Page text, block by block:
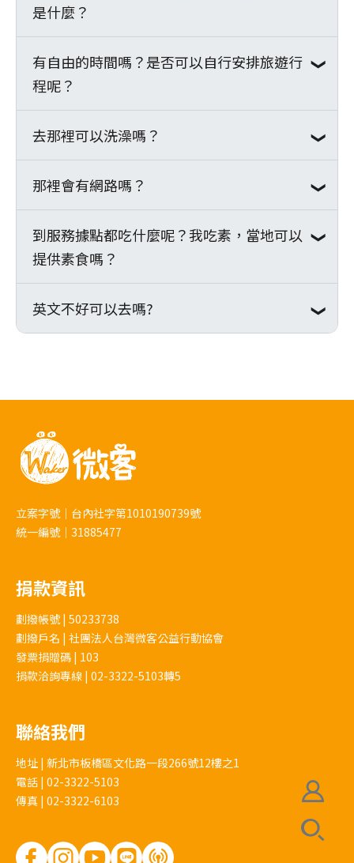
【當地集合】
務據點內膳食、2至3次行前籌備訓
額則轉為當地服務費用
※點我查看當地集合注意事項
※點我查看微客梯隊費用說明
※點我查看微客志工安全管理機制
品等。
(如軍人)出隊需要文件者，請
Email至waker@waker.org.tw
申請。
的實際行動參與方式，更可以透過
款支持，深化微客在全球的各項服務
專案，將服務的感動以及精神延續下
間，微客當地所在的服務據點人員，亦會每
日回報當地安全狀況；另微客梯隊皆以團隊
方式進行服務，絕不可脫隊單獨行動。而志
工在市區自由活動時，仍應注意自身安全、
自行準備睡袋，建議可至登山用品店購買或
租借。
是什麼？
微客的服務行程基本分為集合、服務、市區
自由時間、返程四個部分。
◆集合：出隊首日於台灣機場集合，搭乘飛
機前往當地，抵達當地機場與自行前往者集
合後，由服務據點派專車前往服務據點。
◆服務：抵達服務據點後便是陪伴孩子們的
時光，可帶領孩子進行活動、陪孩子聊天、
境、一同料理膳食等等，享受當地生活、與
孩子們玩在一起。
的自由時間前往附近小賣鋪或服務結束返回
品店或在旅店休息，外出者須向引導員報備
並於集合時間內返回。
◆返程：由服務據點派專車前往機場或市區
旅館，預備返回台灣。自行前往者亦需同時
*此行程以台灣集合出發為例，實際內容將
根據各服務據點情況更動*
有自由的時間嗎？是否可以自行安排旅遊行
程呢？
梯隊期間恕無法自行安排個人旅遊行程，但
可於梯隊規範的自由時間前往附近小賣舖。
或於服務結束返回市區後，選擇前往附近景
點參觀、逛逛紀念品店或在旅店休息，外出
者須向引導員報備並於集合時間內返回。市
區自由時間若有外出，建議三人成行並養成
全。
去那裡可以洗澡嗎？
據點內有提供盥洗區域，因當地天氣及習
慣，淋浴冷水澡是常見的盥洗方式。而據點
因水資源缺乏，需請志工節約用水。
那裡會有網路嗎？
當地未有無線網路可以使用，志工需自行購
買網路卡或在台灣電信行辦理漫遊服務。
到服務據點都吃什麼呢？我吃素，當地可以
提供素食嗎？
服務據點會準備三餐，並與當地據點工作人
員與孩子們一同用餐，三餐由服務據點的大
額外預備，因此若有特殊飲食習慣的志工，
需自行攜帶。另報名系統填寫飲食習慣葷
素，僅做為飛機餐之用。
英文不好可以去嗎?
因為服務據點內的孩子，母語大多不是英
語，他們可能也聽不懂過於艱深的英文單
字，僅有少部分早期住進孤兒院的大孩子，
英文能力才達可順暢溝通程度，也有些大孩
程中鼓勵大家可運用肢體動作、臉部表情等
達陪伴的愛與關懷。
立案字號｜台內社字第1010190739號
統一編號｜31885477
捐款資訊
劃撥帳號 | 50233738
劃撥戶名 | 社團法人台灣微客公益行動協會
發票捐贈碼 | 103
捐款洽詢專線 | 02-3322-5103轉5
聯絡我們
地址 | 新北市板橋區文化路一段266號12樓之1
電話 | 02-3322-5103
傳真 | 02-3322-6103